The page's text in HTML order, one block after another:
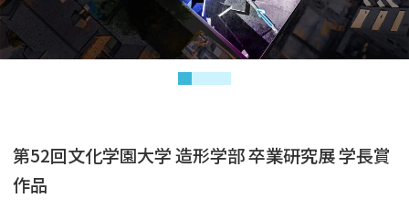
第52回文化学園大学 造形学部 卒業研究展 学長賞
作品